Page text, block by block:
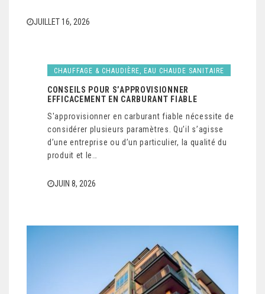
JUILLET 16, 2026
CHAUFFAGE & CHAUDIÈRE, EAU CHAUDE SANITAIRE
CONSEILS POUR S’APPROVISIONNER
EFFICACEMENT EN CARBURANT FIABLE
S'approvisionner en carburant fiable nécessite de
considérer plusieurs paramètres. Qu’il s’agisse
d’une entreprise ou d’un particulier, la qualité du
produit et le…
JUIN 8, 2026